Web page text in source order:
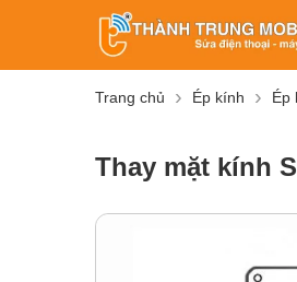
Trang chủ Ép kính Ép
Thay mặt kính